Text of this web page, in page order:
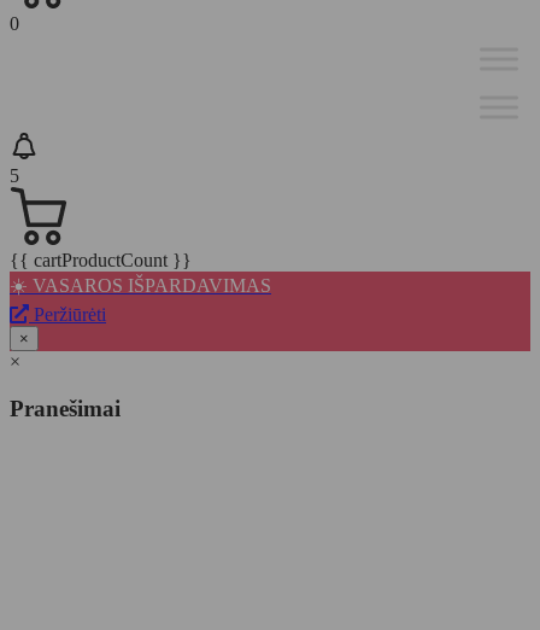
0
5
{{ cartProductCount }}
☀️ VASAROS IŠPARDAVIMAS
Peržiūrėti
×
×
Pranešimai